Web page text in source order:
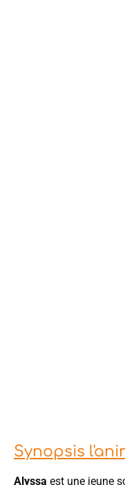
Synopsis
Alyssa est une jeune